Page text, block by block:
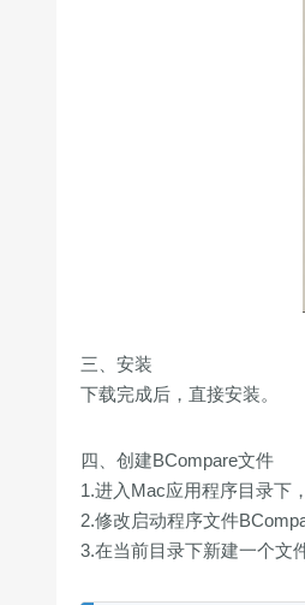
三、安装
下载完成后，直接安装。
四、创建BCompare文件
1.进入Mac应用程序目录下
2.修改启动程序文件
3.在当前目录下新建一个文